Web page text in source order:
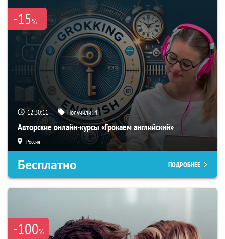
-15%
12:30:09 Получили:4
Авторские онлайн-курсы «Грокаем английский»
Россия
Бесплатно ПОДРОБНЕЕ
-100%